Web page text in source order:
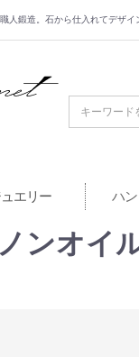
人鍛造。石から仕入れてデザイ
公式
エリー ハ
ノンオ